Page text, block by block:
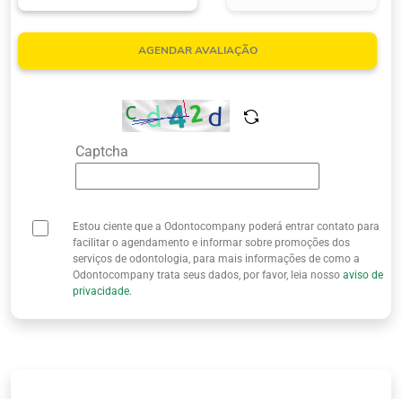
Quem Somos
AGENDAR AVALIAÇÃO
Captcha
Estou ciente que a Odontocompany poderá entrar contato para
facilitar o agendamento e informar sobre promoções dos
serviços de odontologia, para mais informações de como a
Odontocompany trata seus dados, por favor, leia nossoaviso de
privacidade.